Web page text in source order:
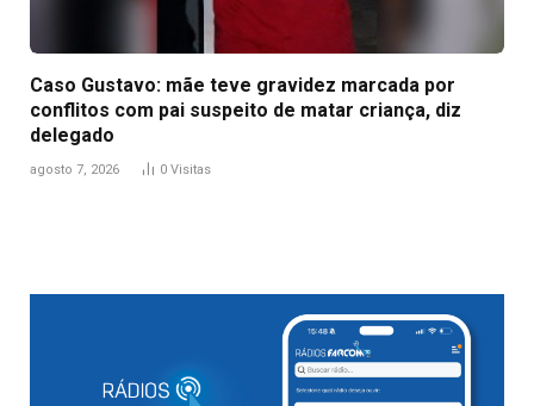
Caso Gustavo: mãe teve gravidez marcada por
conflitos com pai suspeito de matar criança, diz
delegado
agosto 7, 2026 0 Visitas